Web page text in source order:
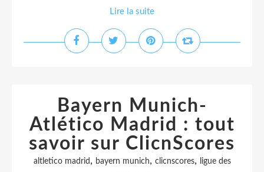
Lire la suite
Bayern Munich-
Atlético Madrid : tout
savoir sur ClicnScores
altletico madrid , bayern munich, clicnscores,
ligue des